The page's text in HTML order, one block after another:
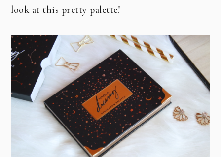
look at this pretty palette!